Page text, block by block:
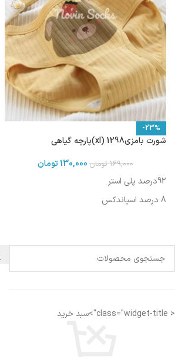
-23%
شورت بامزی1298 (xl)پارچه گیاهی
169,000 تومان 130,000تومان
92درصد پلی استر
8 درصد اسپاندکس
< class="widget-title">سبد خرید